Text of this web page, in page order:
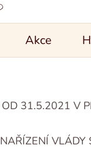
Akce
OD 31.5.2021 V